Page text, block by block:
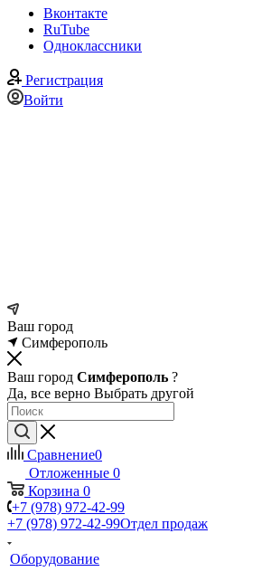
Вконтакте
RuTube
Одноклассники
Регистрация
Войти
Ваш город
Симферополь
Ваш город Симферополь ?
Да, все верно Выбрать другой
Сравнение0
Отложенные 0
Корзина 0
+7 (978) 972-42-99
+7 (978) 972-42-99Отдел продаж
Оборудование